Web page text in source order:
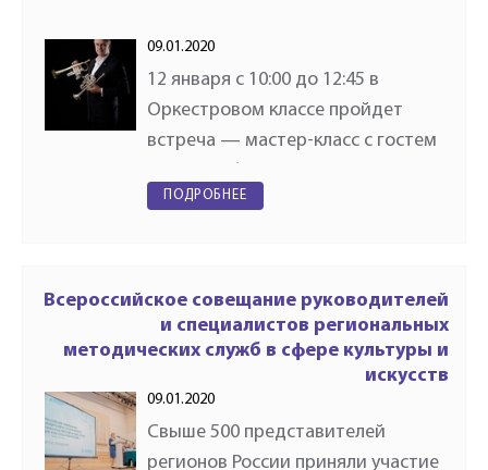
09.01.2020
12 января с 10:00 до 12:45 в
Оркестровом классе пройдет
встреча — мастер-класс с гостем
лучших современных трубачей
…
ПОДРОБНЕЕ
Всероссийское совещание руководителей
и специалистов региональных
методических служб в сфере культуры и
искусств
09.01.2020
Свыше 500 представителей
регионов России приняли участие